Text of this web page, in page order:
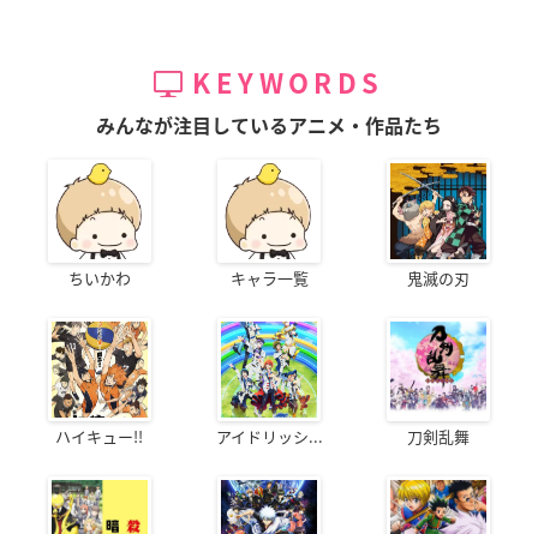
KEYWORDS
みんなが注目しているアニメ・作品たち
ちいかわ キャラ一覧 鬼滅の刃
ハイキュー!! アイドリッシ... 刀剣乱舞